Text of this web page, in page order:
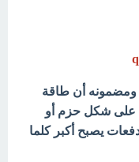
أن طاقة
على شكل حزم أو
يصبح أكبر كلما